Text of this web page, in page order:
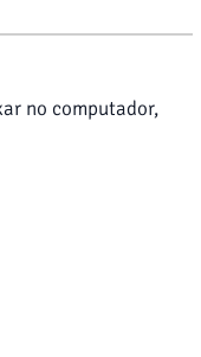
no computador,